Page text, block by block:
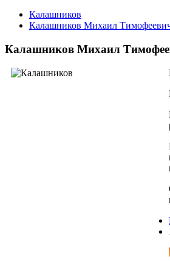
Калашников
Калашников Михаил
Калашников Михаил